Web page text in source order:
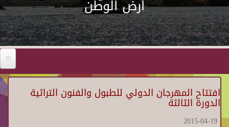
أرض الوطن
افتتاح المهرجان الدولي للطبول والفنون التراثية
الدورة الثالثة
2015-04-19